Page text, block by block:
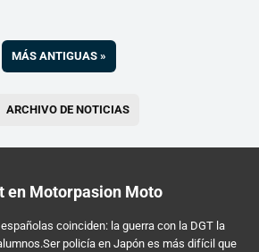
MÁS ANTIGUAS »
ARCHIVO DE NOTICIAS
en Motorpasion Moto
coinciden: la guerra con la DGT la
policía en Japón es más difícil que